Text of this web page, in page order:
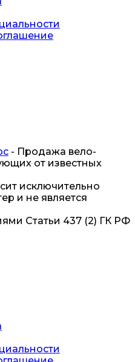
- Продажа вело-
от известных
исключительно
и не является
Статьи 437 (2) ГК РФ